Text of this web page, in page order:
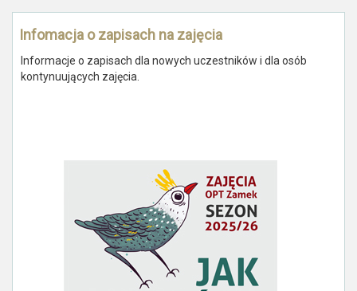
Infomacja o zapisach na zajęcia
Informacje o zapisach dla nowych uczestników i dla osób
kontynuujących zajęcia.